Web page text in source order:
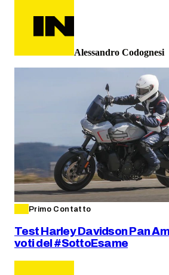
Alessandro Codognesi
Primo Contatto
Test Harley Davidson Pan
voti del #SottoEsame